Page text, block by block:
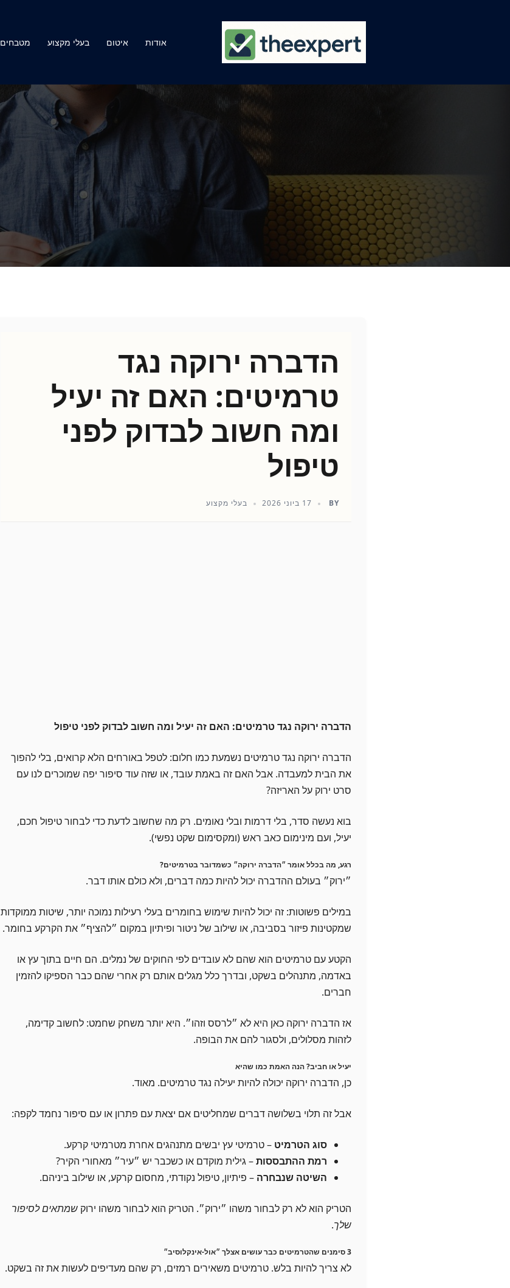
אודות איטום בעלי מקצוע מטבחים
הדברה ירוקה נגד
טרמיטים: האם זה יעיל
ומה חשוב לבדוק לפני
טיפול
BY 17 ביוני 2026 בעלי מקצוע
הדברה ירוקה נגד טרמיטים: האם זה יעיל ומה חשוב לבדוק לפני טיפול
הדברה ירוקה נגד טרמיטים נשמעת כמו חלום: לטפל באורחים הלא קרואים, בלי להפוך
את הבית למעבדה. אבל האם זה באמת עובד, או שזה עוד סיפור יפה שמוכרים לנו עם
סרט ירוק על האריזה?
בוא נעשה סדר, בלי דרמות ובלי נאומים. רק מה שחשוב לדעת כדי לבחור טיפול חכם,
יעיל, ועם מינימום כאב ראש (ומקסימום שקט נפשי).
רגע, מה בכלל אומר ״הדברה ירוקה״ כשמדובר בטרמיטים?
״ירוק״ בעולם ההדברה יכול להיות כמה דברים, ולא כולם אותו דבר.
במילים פשוטות: זה יכול להיות שימוש בחומרים בעלי רעילות נמוכה יותר, שיטות ממוקדות
שמקטינות פיזור בסביבה, או שילוב של ניטור ופיתיון במקום ״להציף״ את הקרקע בחומר.
הקטע עם טרמיטים הוא שהם לא עובדים לפי החוקים של נמלים. הם חיים בתוך עץ או
באדמה, מתנהלים בשקט, ובדרך כלל מגלים אותם רק אחרי שהם כבר הספיקו להזמין
חברים.
אז הדברה ירוקה כאן היא לא ״לרסס וזהו״. היא יותר משחק שחמט: לחשוב קדימה,
לזהות מסלולים, ולסגור להם את הבופה.
יעיל או חביב? הנה האמת כמו שהיא
כן, הדברה ירוקה יכולה להיות יעילה נגד טרמיטים. מאוד.
אבל זה תלוי בשלושה דברים שמחליטים אם יצאת עם פתרון או עם סיפור נחמד לקפה:
סוג הטרמיט – טרמיטי עץ יבשים מתנהגים אחרת מטרמיטי קרקע.
רמת ההתבססות– גילית מוקדם או כשכבר יש ״עיר״ מאחורי הקיר?
השיטה שנבחרה – פיתיון, טיפול נקודתי, מחסום קרקע, או שילוב ביניהם.
הטריק הוא לא רק לבחור משהו ״ירוק״. הטריק הוא לבחור משהו ירוק שמתאים לסיפור
שלך.
3 סימנים שהטרמיטים כבר עושים אצלך ״אול-אינקלוסיב״
לא צריך להיות בלש. טרמיטים משאירים רמזים, רק שהם מעדיפים לעשות את זה בשקט.